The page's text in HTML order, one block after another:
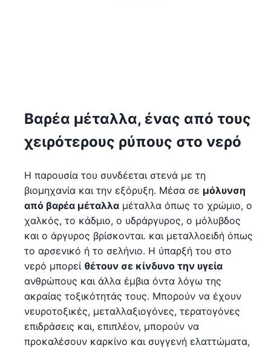
Βαρέα μέταλλα, ένας από τους
χειρότερους ρύπους στο νερό
Η παρουσία του συνδέεται στενά με τη
βιομηχανία και την εξόρυξη. Μέσα σε μόλυνση
από βαρέα μέταλλα μέταλλα όπως το χρώμιο, ο
χαλκός, το κάδμιο, ο υδράργυρος, ο μόλυβδος
και ο άργυρος βρίσκονται. και μεταλλοειδή όπως
το αρσενικό ή το σελήνιο. Η ύπαρξή του στο
νερό μπορεί θέτουν σε κίνδυνο την υγεία
ανθρώπους και άλλα έμβια όντα λόγω της
ακραίας τοξικότητάς τους. Μπορούν να έχουν
νευροτοξικές, μεταλλαξιογόνες, τερατογόνες
επιδράσεις και, επιπλέον, μπορούν να
προκαλέσουν καρκίνο και συγγενή ελαττώματα,